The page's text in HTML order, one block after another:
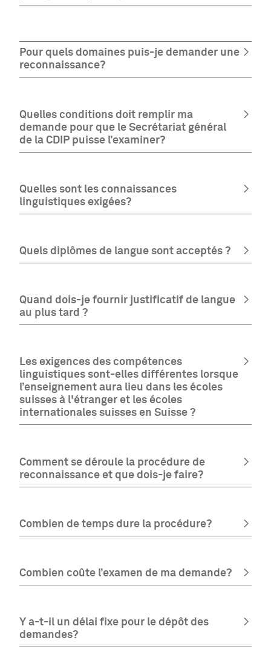
Pour quels domaines puis-je demander une
reconnaissance?
Quelles conditions doit remplir ma
demande pour que le Secrétariat général
de la CDIP puisse l’examiner?
Quelles sont les connaissances
linguistiques exigées?
Quels diplômes de langue sont acceptés ?
Quand dois-je fournir justificatif de langue
au plus tard ?
Les exigences des compétences
linguistiques sont-elles différentes lorsque
l’enseignement aura lieu dans les écoles
suisses à l'étranger et les écoles
internationales suisses en Suisse ?
Comment se déroule la procédure de
reconnaissance et que dois-je faire?
Combien de temps dure la procédure?
Combien coûte l’examen de ma demande?
Y a-t-il un délai fixe pour le dépôt des
demandes?